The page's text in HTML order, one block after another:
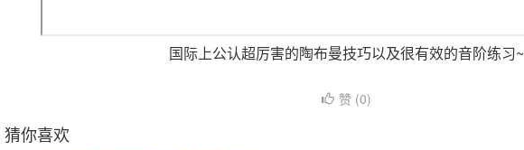
国际上公认超厉害的陶布曼技巧以及很有效的音阶练习~
赞 (0)
猜你喜欢